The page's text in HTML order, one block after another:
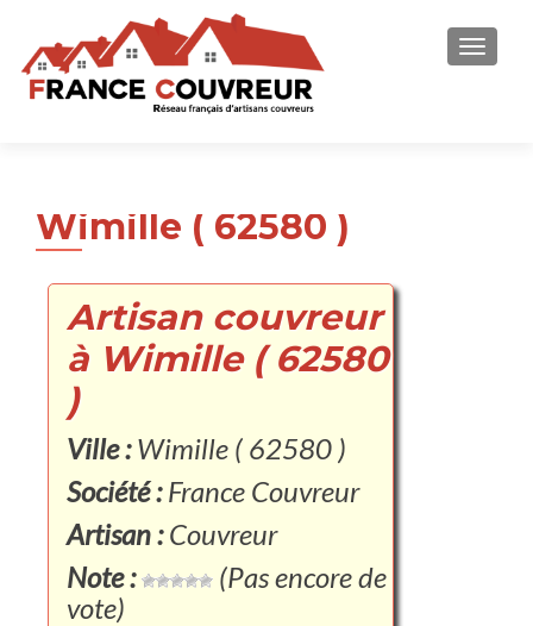
Wimille ( 62580 )
Artisan couvreur
à Wimille ( 62580
)
Ville :Wimille ( 62580 )
Société :France Couvreur
Artisan :Couvreur
Note :
(Pas encore de
vote)